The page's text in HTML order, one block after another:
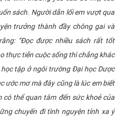
sách. Người dẫn lối em vượt qua
trưởng thành đầy chông gai và
“Đọc được nhiều sách rất tốt
thực tiễn cuộc sống thì chẳng khác
tập ở ngôi trường Đại học Dược
ước mơ mà đây cũng là lúc em biết
có thể quan tâm đến sức khoẻ của
chuyến đi tình nguyện tỉnh xa ý